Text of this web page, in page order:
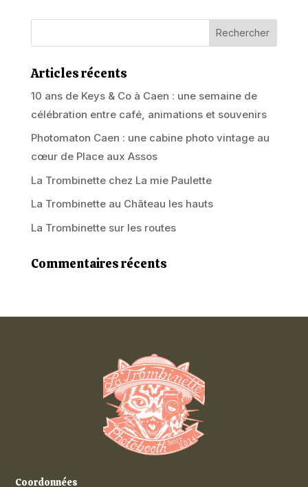
Articles récents
10 ans de Keys & Co à Caen : une semaine de
célébration entre café, animations et souvenirs
Photomaton Caen : une cabine photo vintage au
cœur de Place aux Assos
La Trombinette chez La mie Paulette
La Trombinette au Château les hauts
La Trombinette sur les routes
Commentaires récents
Coordonnées